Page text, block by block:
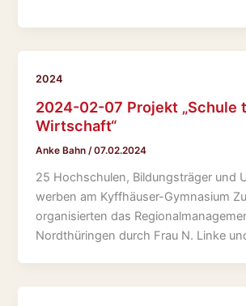
2024
2024-02-07 Projekt „Schule
Wirtschaft“
Anke Bahn/07.02.2024
25 Hochschulen, Bildungsträger und
werben am Kyffhäuser-Gymnasium
organisierten das
Nordthüringen durch Frau N. Linke